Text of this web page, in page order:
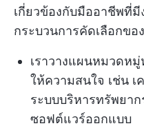
เกี่ยวข้องกับมืออาชีพที่มี
กระบวนการคัดเลือกของ
เราวางแผนหมวดห
ให้ความสนใจ เช่น
ระบบบริหารทรัพยา
ซอฟต์แวร์ออกแบบ